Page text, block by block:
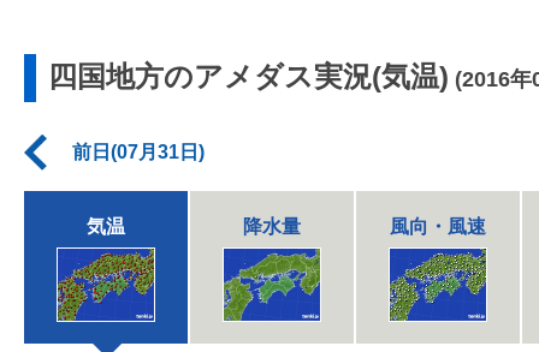
四国地方のアメダス実況(気温) (2016年
前日(07月31日)
気温 降水量 風向・風速